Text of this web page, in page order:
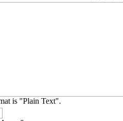
is "Plain Text".